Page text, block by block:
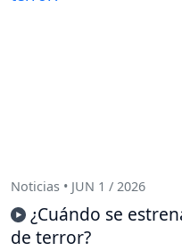
Noticias • JUN 1 / 2026
¿Cuándo se
de terror?